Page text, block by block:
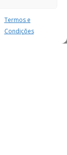
Termos e
Condições